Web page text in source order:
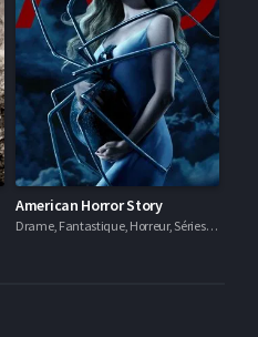
American Horror Story
Drame, Fantastique, Horreur, Séries VF